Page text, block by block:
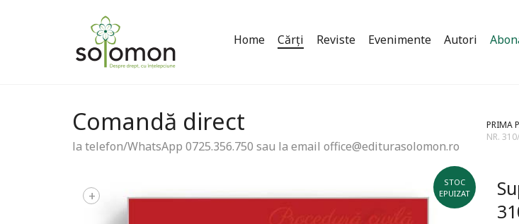
Home Cărți Reviste Evenimente Autori
Comandă direct
la telefon/WhatsApp 0725.356.750 sau la email office@editurasolomon.ro
PRIMA
NR.
STOC
EPUIZAT
+